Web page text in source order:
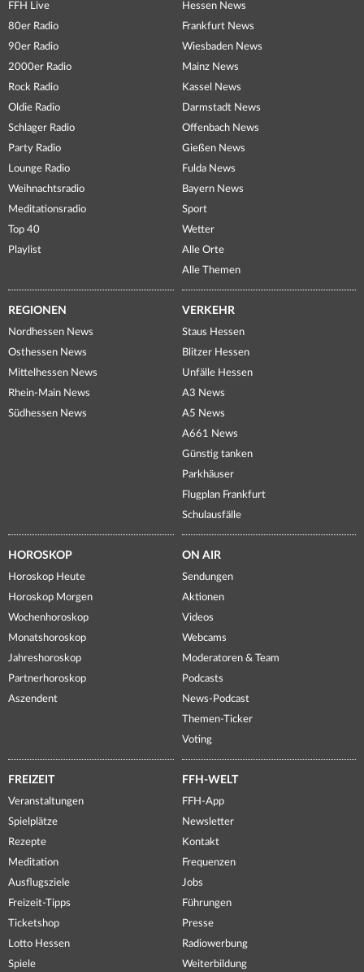
FFH Live
80er Radio
90er Radio
2000er Radio
Rock Radio
Oldie Radio
Schlager Radio
Party Radio
Lounge Radio
Weihnachtsradio
Meditationsradio
Top 40
Playlist
Hessen News
Frankfurt News
Wiesbaden News
Mainz News
Kassel News
Darmstadt News
Offenbach News
Gießen News
Fulda News
Bayern News
Sport
Wetter
Alle Orte
Alle Themen
REGIONEN
Nordhessen News
Osthessen News
Mittelhessen News
Rhein-Main News
Südhessen News
VERKEHR
Staus Hessen
Blitzer Hessen
Unfälle Hessen
A3 News
A5 News
A661 News
Günstig tanken
Parkhäuser
Flugplan Frankfurt
Schulausfälle
HOROSKOP
Horoskop Heute
Horoskop Morgen
Wochenhoroskop
Monatshoroskop
Jahreshoroskop
Partnerhoroskop
Aszendent
ON AIR
Sendungen
Aktionen
Videos
Webcams
Moderatoren & Team
Podcasts
News-Podcast
Themen-Ticker
Voting
FREIZEIT
Veranstaltungen
Spielplätze
Rezepte
Meditation
Ausflugsziele
Freizeit-Tipps
Ticketshop
Lotto Hessen
Spiele
FFH-WELT
FFH-App
Newsletter
Kontakt
Frequenzen
Jobs
Führungen
Presse
Radiowerbung
Weiterbildung